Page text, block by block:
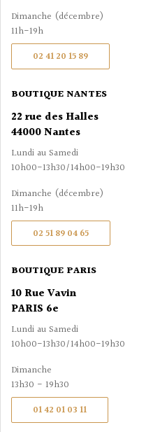
Dimanche (décembre)
11h-19h
02 41 20 15 89
BOUTIQUE NANTES
22 rue des Halles
44000 Nantes
Lundi au Samedi
10h00-13h30/14h00-19h30
Dimanche (décembre)
11h-19h
02 51 89 04 65
BOUTIQUE PARIS
10 Rue Vavin
PARIS 6e
Lundi au Samedi
10h00-13h30/14h00-19h30
Dimanche
13h30 - 19h30
01 42 01 03 11